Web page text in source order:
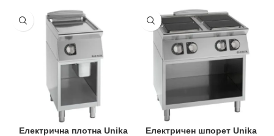
Електрична плотна Unika
Електричен шпорет Unika